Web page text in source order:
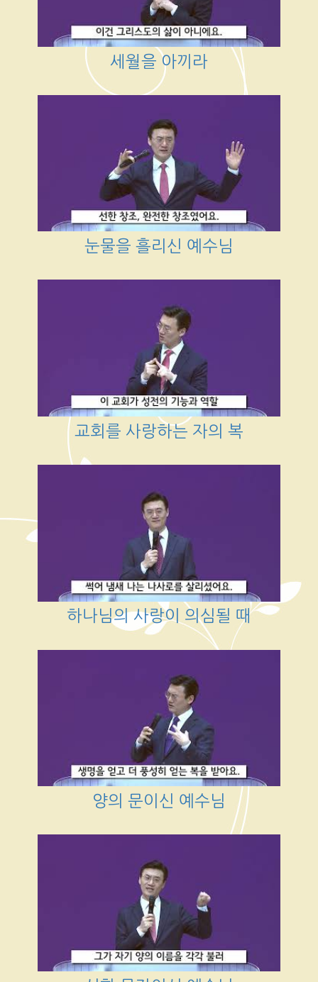
세월을 아끼라
눈물을 흘리신 예수님
교회를 사랑하는 자의 복
하나님의 사랑이 의심될 때
양의 문이신 예수님